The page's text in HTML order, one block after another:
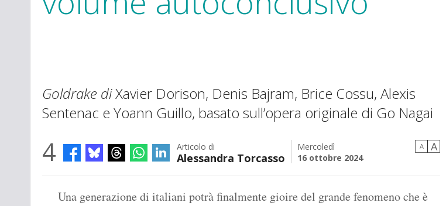
Goldrake diXavier Dorison, Denis Bajram, Brice Cossu, Alexis
Sentenac e Yoann Guillo, basato sull’opera originale di Go Nagai
4 Articolo di
Alessandra Torcasso
Mercoledì
16 ottobre 2024
A A
Una generazione di italiani potrà finalmente gioire del grande fenomeno che è